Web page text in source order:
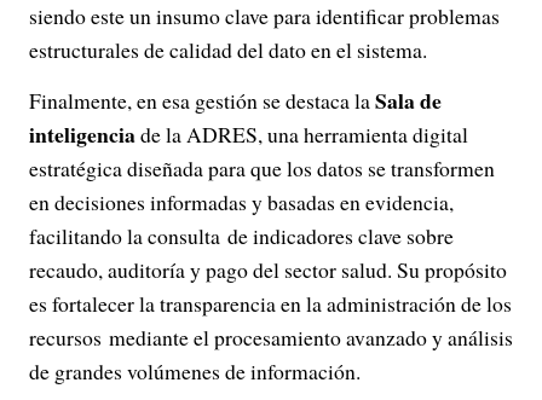
siendo este un insumo clave para identificar problemas
estructurales de calidad del dato en el sistema.
Finalmente, en esa gestión se destaca laSala de
inteligenciade la ADRES, una herramienta digital
estratégica diseñada para que los datos se transformen
en decisiones informadas y basadas en evidencia,
facilitando la consulta de indicadores clave sobre
recaudo, auditoría y pago del sector salud. Su propósito
es fortalecer la transparencia en la administración de los
recursos mediante el procesamiento avanzado y análisis
de grandes volúmenes de información.